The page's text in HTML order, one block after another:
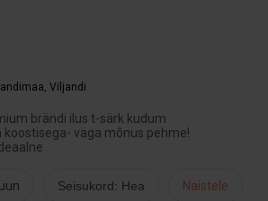
, Viljandi
brändi ilus t-särk kudum
koostisega- väga mõnus pehme!
Seisukord: Hea Naistele